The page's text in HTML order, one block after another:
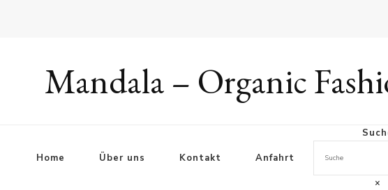
Mandala – Organic
Home Über uns Kontakt Anfahrt
×